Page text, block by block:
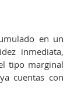
en un
inmediata,
tipo marginal
cuentas con